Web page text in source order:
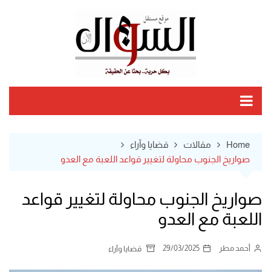
Home مقالات
قضايا وآراء
صواريخ الجنوب محاولة لتغيير قواعد اللعبة مع العدو
صواريخ الجنوب محاولة لتغيير قواعد
اللعبة مع العدو
أحمد مطر 29/03/2025 قضايا وآراء